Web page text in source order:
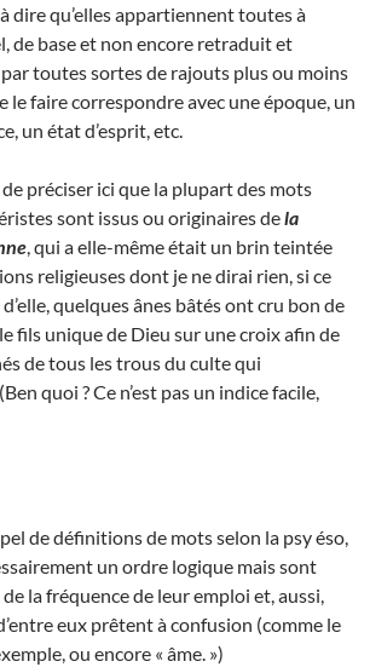
dire qu’elles appartiennent toutes à
de base et non encore retraduit et
par toutes sortes de rajouts plus ou moins
le faire correspondre avec une époque, un
un état d’esprit, etc.
préciser ici que la plupart des mots
sont issus ou originaires dela
, qui a elle-même était un brin teintée
religieuses dont je ne dirai rien, si ce
d’elle, quelques ânes bâtés ont cru bon de
fils unique de Dieu sur une croix afin de
de tous les trous du culte qui
quoi ? Ce n’est pas un indice facile,
de définitions de mots selon la psy éso,
un ordre logique mais sont
la fréquence de leur emploi et, aussi,
eux prêtent à confusion (comme le
ou encore « âme. »)